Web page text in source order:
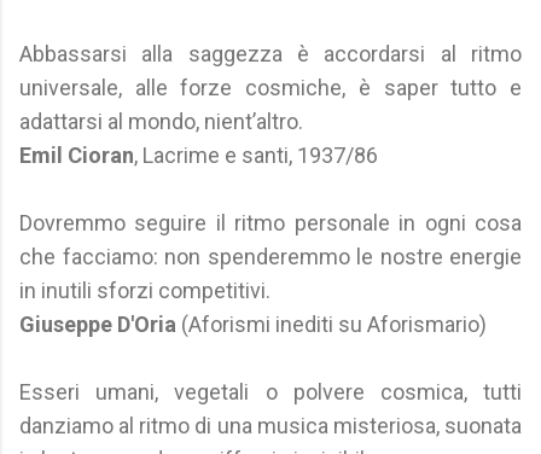
Abbassarsi alla saggezza è accordarsi al ritmo
universale, alle forze cosmiche, è saper tutto e
adattarsi al mondo, nient’altro.
Emil Cioran, Lacrime e santi, 1937/86
Dovremmo seguire il ritmo personale in ogni cosa
che facciamo: non spenderemmo le nostre energie
in inutili sforzi competitivi.
Giuseppe D'Oria (Aforismi inediti su Aforismario)
Esseri umani, vegetali o polvere cosmica, tutti
danziamo al ritmo di una musica misteriosa, suonata